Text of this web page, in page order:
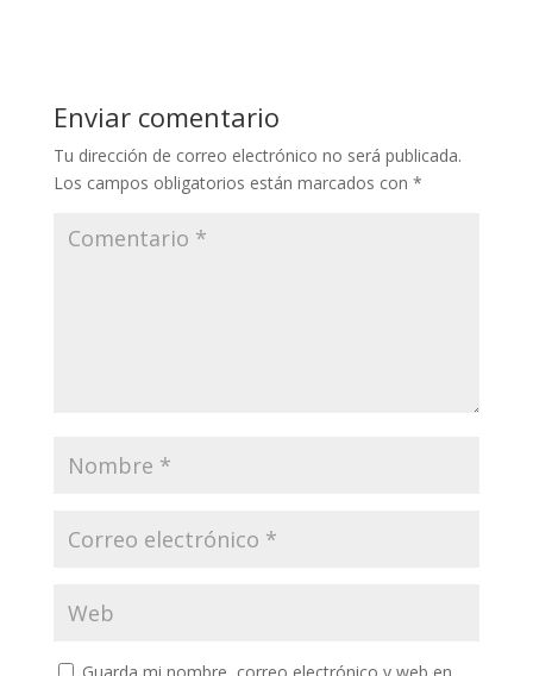
Enviar comentario
Tu dirección de correo electrónico no será publicada.
Los campos obligatorios están marcados con *
Guarda mi nombre, correo electrónico y web en